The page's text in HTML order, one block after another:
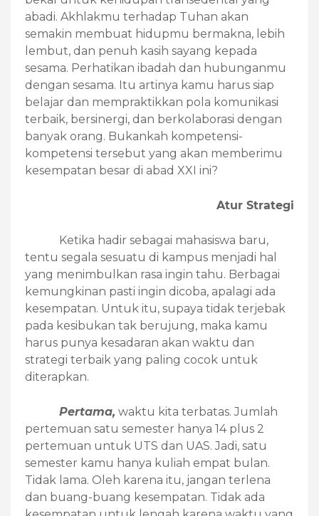
abadi. Akhlakmu terhadap Tuhan akan
semakin membuat hidupmu bermakna, lebih
lembut, dan penuh kasih sayang kepada
sesama. Perhatikan ibadah dan hubunganmu
dengan sesama. Itu artinya kamu harus siap
belajar dan mempraktikkan pola komunikasi
terbaik, bersinergi, dan berkolaborasi dengan
banyak orang. Bukankah kompetensi-
kompetensi tersebut yang akan memberimu
kesempatan besar di abad XXI ini?
Atur Strategi
Ketika hadir sebagai mahasiswa baru,
tentu segala sesuatu di kampus menjadi hal
yang menimbulkan rasa ingin tahu. Berbagai
kemungkinan pasti ingin dicoba, apalagi ada
kesempatan. Untuk itu, supaya tidak terjebak
pada kesibukan tak berujung, maka kamu
harus punya kesadaran akan waktu dan
strategi terbaik yang paling cocok untuk
diterapkan.
Pertama, waktu kita terbatas. Jumlah
pertemuan satu semester hanya 14 plus 2
pertemuan untuk UTS dan UAS. Jadi, satu
semester kamu hanya kuliah empat bulan.
Tidak lama. Oleh karena itu, jangan terlena
dan buang-buang kesempatan. Tidak ada